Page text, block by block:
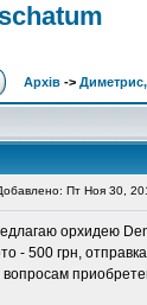
Архів ->
Пт Ноя 30,
орхидею
- 500 грн,
вопросам